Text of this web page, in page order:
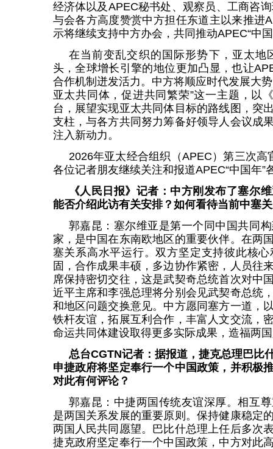
经济体以及APEC秘书处、观察员、工商咨
与会各方高度赞赏中方担任东道主以来推进
示将继续支持中方办会，共同推动APEC“中
在当前变乱交织的国际形势下，亚太地
头，全球增长引擎的地位更加凸显，也让
合作机制迸发活力。中方将顺应时代发展大
亚太共同体，促进共同繁荣”这一主题，以
台，展望实现亚太共同体目标的路线图，突
支柱，与各方共同努力筹备好领导人会议成
注入新动力。
2026年亚太经合组织（APEC）第三次
各位记者朋友继续关注和报道APEC“中国年”
《人民日报》记者：中方刚发布了塞尔
能否介绍此访有关安排？如何看待当前中塞
郭嘉昆：塞尔维亚是第一个同中国共同
家，是中国在东南欧地区的重要伙伴。在两
塞关系高水平运行。双方坚定支持彼此核
固，合作成果丰硕，多边协作紧密，人员往
席保持密切交往，这是武契奇总统首次对中
近平主席和李强总理将分别会见武契奇总统
和地区问题交换意见。中方愿同塞方一道，
铁杆友谊，拓展互利合作，丰富人文交流，
命运共同体建设取得更多实际成果，造福两
总台CGTN记者：据报道，捷克总理巴比
申捷政府将坚定奉行一个中国政策，并积极
对此有何评论？
郭嘉昆：中捷两国传统友谊深厚。相互
是两国关系发展的重要原则。保持健康稳定
两国人民共同愿望。巴比什总理上任后多次
捷克政府坚定奉行一个中国政策，中方对此